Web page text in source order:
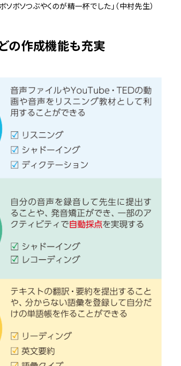
ボソつぶやくのが精一杯でした」（中村先生）
の作成機能も充実